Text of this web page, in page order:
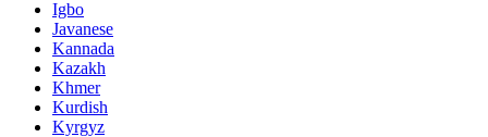
Igbo
Javanese
Kannada
Kazakh
Khmer
Kurdish
Kyrgyz